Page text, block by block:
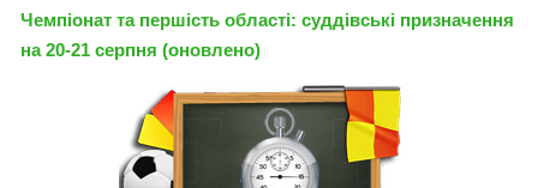
Чемпіонат та першість області: суддівські призначення
на 20-21 серпня (оновлено)